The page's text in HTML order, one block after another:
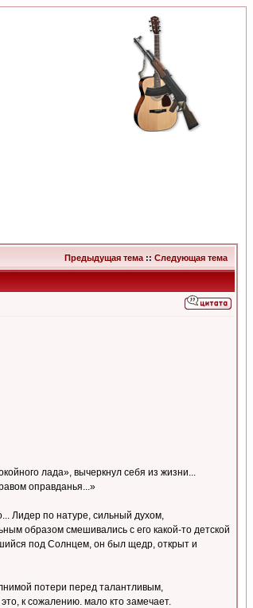
Предыдущая тема :: Следующая тема
лада», вычеркнул себя из жизни...
оправданья...»
Лидер по натуре, сильный духом,
образом смешивались с его какой-то детской
под Солнцем, он был щедр, открыт и
потери перед талантливым,
к сожалению. мало кто замечает.